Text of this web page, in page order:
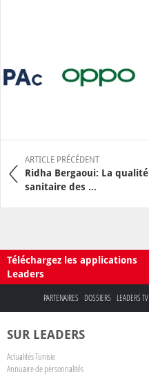
ARTICLE PRÉCÉDENT
Ridha Bergaoui: La qualité
sanitaire des ...
Téléchargez les applications
Leaders
PARTENAIRES DOSSIERS LEADERS TV
SUR LEADERS
Actualités Tunisie
Annuaire de personnalités